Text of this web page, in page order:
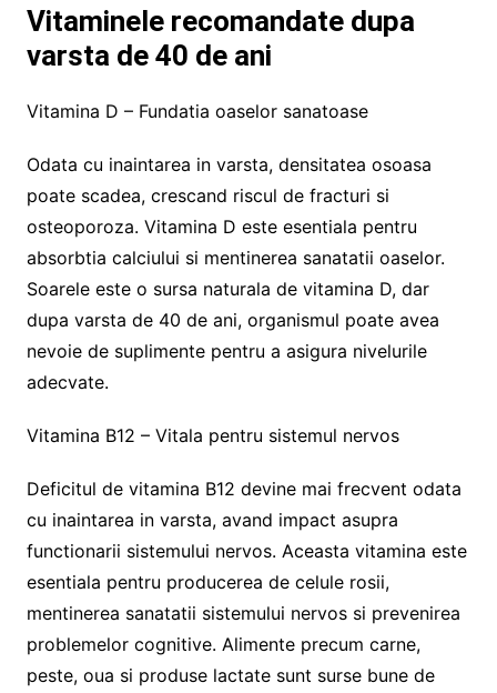
Vitaminele recomandate dupa
varsta de 40 de ani
Vitamina D – Fundatia oaselor sanatoase
Odata cu inaintarea in varsta, densitatea osoasa
poate scadea, crescand riscul de fracturi si
osteoporoza. Vitamina D este esentiala pentru
absorbtia calciului si mentinerea sanatatii oaselor.
Soarele este o sursa naturala de vitamina D, dar
dupa varsta de 40 de ani, organismul poate avea
nevoie de suplimente pentru a asigura nivelurile
adecvate.
Vitamina B12 – Vitala pentru sistemul nervos
Deficitul de vitamina B12 devine mai frecvent odata
cu inaintarea in varsta, avand impact asupra
functionarii sistemului nervos. Aceasta vitamina este
esentiala pentru producerea de celule rosii,
mentinerea sanatatii sistemului nervos si prevenirea
problemelor cognitive. Alimente precum carne,
peste, oua si produse lactate sunt surse bune de